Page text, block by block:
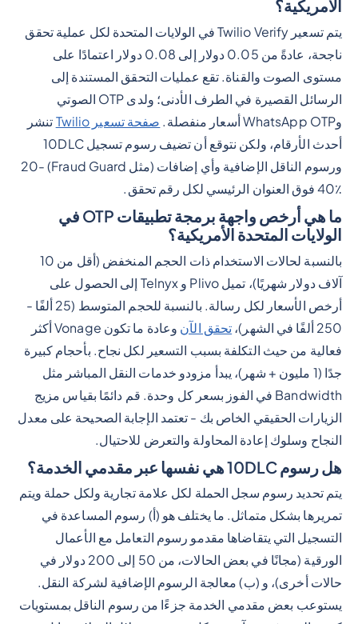
الأمريكية؟
يتم تسعير Twilio Verify في الولايات المتحدة لكل عملية تحقق
ناجحة، عادةً من 0.05 دولار إلى 0.08 دولار اعتمادًا على
مستوى الصوت والقناة. تقع عمليات التحقق المستندة إلى
الرسائل القصيرة في الطرف الأدنى؛ ولدى OTP الصوتي
وWhatsApp OTP أسعار منفصلة.
صفحة تسعير Twilio
تنشر
أحدث الأرقام، ولكن نتوقع أن تضيف رسوم تسجيل 10DLC
ورسوم الناقل الإضافية وأي إضافات (مثل Fraud Guard) 20-
40٪ فوق العنوان الرئيسي لكل رقم تحقق.
ما هي أرخص واجهة برمجة تطبيقات OTP في
الولايات المتحدة الأمريكية؟
بالنسبة لحالات الاستخدام ذات الحجم المنخفض (أقل من 10
آلاف دولار شهريًا)، تميل Plivo و Telnyx إلى الحصول على
أرخص الأسعار لكل رسالة. بالنسبة للحجم المتوسط (25 ألفًا -
250 ألفًا في الشهر)،
تحقق الآن
وعادة ما تكون Vonage أكثر
فعالية من حيث التكلفة بسبب التسعير لكل نجاح. بأحجام كبيرة
جدًا (1 مليون + شهر)، يبدأ مزودو خدمات النقل المباشر مثل
Bandwidth في الفوز بسعر كل وحدة. قم دائمًا بقياس مزيج
الزيارات الحقيقي الخاص بك - تعتمد الإجابة الصحيحة على معدل
النجاح وسلوك إعادة المحاولة والتعرض للاحتيال.
هل رسوم 10DLC هي نفسها عبر مقدمي الخدمة؟
يتم تحديد رسوم سجل الحملة لكل علامة تجارية ولكل حملة ويتم
تمريرها بشكل متماثل. ما يختلف هو (أ) رسوم المساعدة في
التسجيل التي يتقاضاها مقدمو رسوم التعامل مع الأعمال
الورقية (مجانًا في بعض الحالات، من 50 إلى 200 دولار في
حالات أخرى)، و (ب) معالجة الرسوم الإضافية لشركة النقل.
يستوعب بعض مقدمي الخدمة جزءًا من رسوم الناقل بمستويات